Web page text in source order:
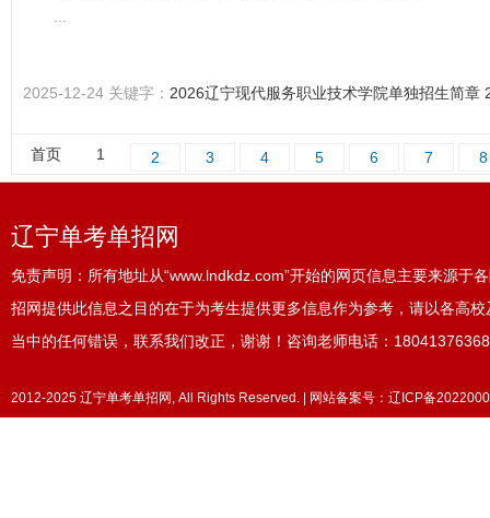
2025-12-24 关键字： 2026辽宁现代服务职业技术学院单独招生简章
首页 1 2 3 4 5 6 7 8
辽宁单考单招网
免责声明：所有地址从“www.lndkdz.com”开始的网页信息主要来源于
招网提供此信息之目的在于为考生提供更多信息作为参考，请以各高
当中的任何错误，联系我们改正，谢谢！咨询老师电话：18041376368
2012-2025 辽宁单考单招网, All Rights Reserved. | 网站备案号： 辽ICP备